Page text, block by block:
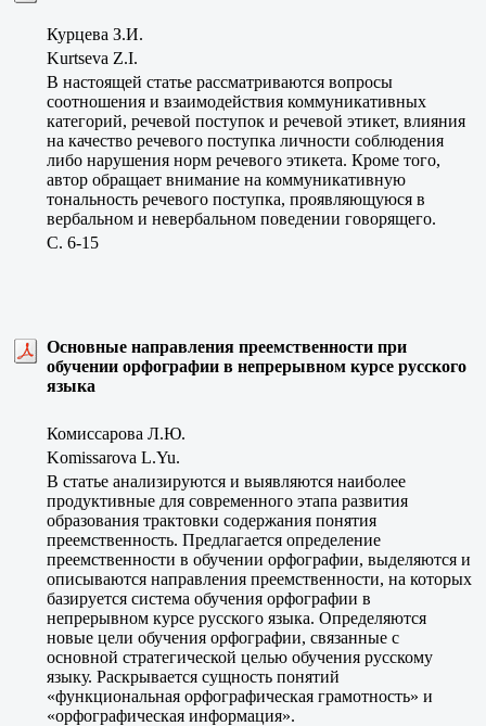
Курцева З.И.
Kurtseva Z.I.
В настоящей статье рассматриваются вопросы
соотношения и взаимодействия коммуникативных
категорий, речевой поступок и речевой этикет, влияния
на качество речевого поступка личности соблюдения
либо нарушения норм речевого этикета. Кроме того,
автор обращает внимание на коммуникативную
тональность речевого поступка, проявляющуюся в
вербальном и невербальном поведении говорящего.
C. 6-15
Основные направления преемственности при
обучении орфографии в непрерывном курсе русского
языка
Комиссарова Л.Ю.
Komissarova L.Yu.
В статье анализируются и выявляются наиболее
продуктивные для современного этапа развития
образования трактовки содержания понятия
преемственность. Предлагается определение
преемственности в обучении орфографии, выделяются и
описываются направления преемственности, на которых
базируется система обучения орфографии в
непрерывном курсе русского языка. Определяются
новые цели обучения орфографии, связанные с
основной стратегической целью обучения русскому
языку. Раскрывается сущность понятий
«функциональная орфографическая грамотность» и
«орфографическая информация».